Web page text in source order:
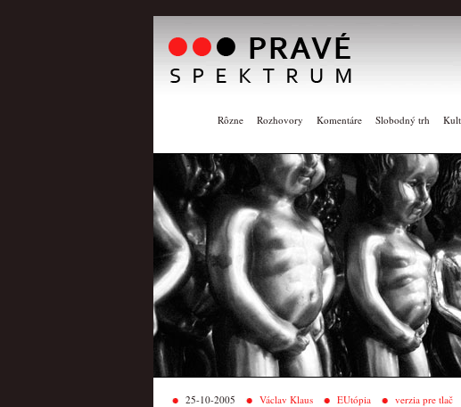
Rôzne Rozhovory Komentáre Slobodný trh
25-10-2005 Václav Klaus EUtópia verzia pre tlač